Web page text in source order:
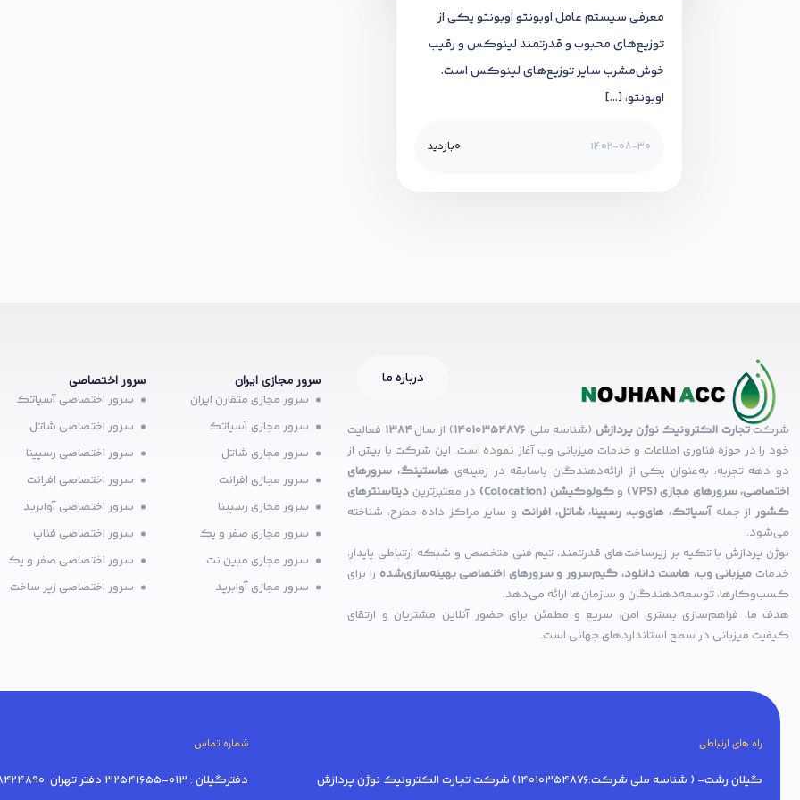
معرفی سیستم عامل اوبونتو اوبونتو یکی از
توزیع‌های محبوب و قدرتمند لینوکس و رقیب
خوش‌مشرب سایر توزیع‌های لینوکس است.
اوبونتو، […]
1402-08-30
0بازدید
درباره ما
شرکتتجارت الکترونیک نوژن پردازش (شناسه ملی:14010354876) از سال۱۳۸۴ فعالیت
خود را در حوزه فناوری اطلاعات و خدمات میزبانی وب آغاز نموده است. این شرکت با بیش از
دو دهه تجربه، به‌عنوان یکی از ارائه‌دهندگان باسابقه در زمینه‌ی هاستینگ، سرورهای
اختصاصی، سرورهای مجازی (VPS)
وکولوکیشن (Colocation) در معتبرترین دیتاسنترهای
کشوراز جملهآسیاتک، های‌وب، رسپینا، شاتل، افرانت و سایر مراکز داده مطرح، شناخته
می‌شود.
نوژن پردازش با تکیه بر زیرساخت‌های قدرتمند، تیم فنی متخصص و شبکه ارتباطی پایدار،
خدمات میزبانی وب، هاست دانلود، گیم‌سرور و سرورهای اختصاصی بهینه‌سازی‌شده را برای
کسب‌وکارها، توسعه‌دهندگان و سازمان‌ها ارائه می‌دهد.
هدف ما، فراهم‌سازی بستری امن، سریع و مطمئن برای حضور آنلاین مشتریان و ارتقای
کیفیت میزبانی در سطح استانداردهای جهانی است.
سرور مجازی ایران
سرور مجازی متقارن ایران
سرور مجازی آسیاتک
سرور مجازی شاتل
سرور مجازی افرانت
سرور مجازی رسپینا
سرور مجازی صفر و یک
سرور مجازی مبین نت
سرور مجازی آوابرید
سرور اختصاصی
سرور اختصاصی آسیاتک
سرور اختصاصی شاتل
سرور اختصاصی رسپینا
سرور اختصاصی افرانت
سرور اختصاصی آوابرید
سرور اختصاصی فناپ
سرور اختصاصی صفر و یک
سرور اختصاصی زیر ساخت
راه های ارتباطی
گیلان رشت- ( شناسه ملی شرکت:14010354876) شرکت تجارت الکترونیک نوژن پردازش
شماره تماس
دفترگیلان : 013-32541655 دفتر تهران :02128424890-02191018520